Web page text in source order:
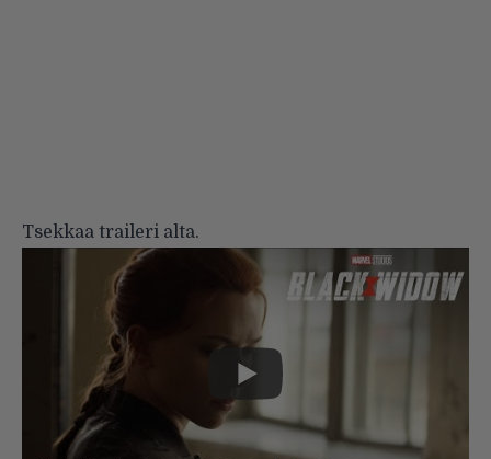
Tsekkaa traileri alta.